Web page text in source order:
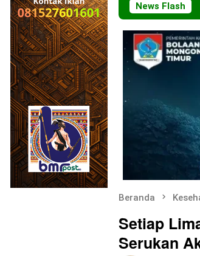
News Flash
Bupati Oskar Manoppo
Beranda
Setiap
Serukan